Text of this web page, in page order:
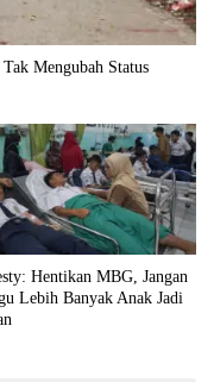
Mengubah Status
Hentikan MBG, Jangan
Lebih Banyak Anak Jadi